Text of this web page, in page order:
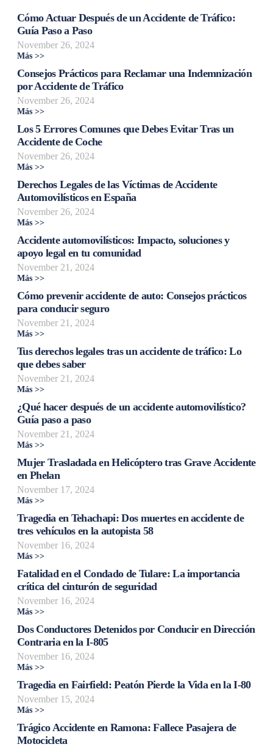
Cómo Actuar Después de un Accidente de Tráfico:
Guía Paso a Paso
November 26, 2024
Más >>
Consejos Prácticos para Reclamar una Indemnización
por Accidente de Tráfico
November 26, 2024
Más >>
Los 5 Errores Comunes que Debes Evitar Tras un
Accidente de Coche
November 26, 2024
Más >>
Derechos Legales de las Víctimas de Accidente
Automovilísticos en España
November 26, 2024
Más >>
Accidente automovilísticos: Impacto, soluciones y
apoyo legal en tu comunidad
November 21, 2024
Más >>
Cómo prevenir accidente de auto: Consejos prácticos
para conducir seguro
November 21, 2024
Más >>
Tus derechos legales tras un accidente de tráfico: Lo
que debes saber
November 21, 2024
Más >>
¿Qué hacer después de un accidente automovilístico?
Guía paso a paso
November 21, 2024
Más >>
Mujer Trasladada en Helicóptero tras Grave Accidente
en Phelan
November 17, 2024
Más >>
Tragedia en Tehachapi: Dos muertes en accidente de
tres vehículos en la autopista 58
November 16, 2024
Más >>
Fatalidad en el Condado de Tulare: La importancia
crítica del cinturón de seguridad
November 16, 2024
Más >>
Dos Conductores Detenidos por Conducir en Dirección
Contraria en la I-805
November 16, 2024
Más >>
Tragedia en Fairfield: Peatón Pierde la Vida en la I-80
November 15, 2024
Más >>
Trágico Accidente en Ramona: Fallece Pasajera de
Motocicleta